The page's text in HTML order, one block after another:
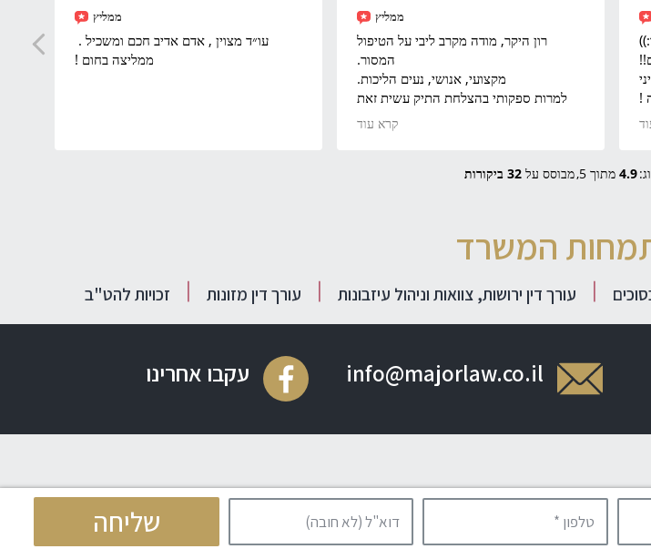
ממליץ
עו״ד מצוין , אדם אדיב חכם ומשכיל .
ממליצה בחום !
ממליץ
רון היקר, מודה מקרב ליבי על הטיפול
המסור.
מקצועי, אנושי, נעים הליכות.
למרות ספקותי בהצלחת התיק עשית זאת
בגדול.
תבורך. 🌺
קרא עוד
!
4.9 מתוך 5, מבוסס על32 ביקורות
המשרד
עורך דין ירושות, צוואות וניהול עיזבונות עורך דין מזונות זכויות להט"ב
info@majorlaw.co.il עקבו אחרינו
שליחה